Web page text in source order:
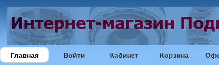
Главная Войти Кабинет Корзина